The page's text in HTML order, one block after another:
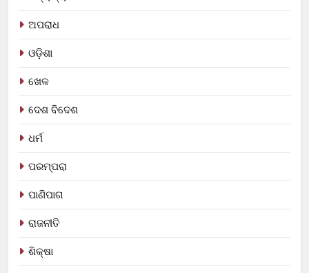
ଅପରାଧ
ଓଡ଼ିଶା
ଖେଳ
ଦେଶ ବିଦେଶ
ଧର୍ମ
ପରମ୍ପରା
ପାଣିପାଗ
ରାଜନୀତି
ଶିକ୍ଷା